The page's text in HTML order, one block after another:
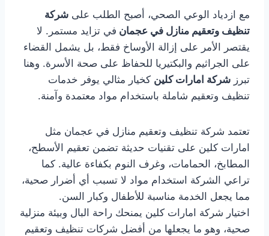
مع ازدياد الوعي الصحي، أصبح الطلب على شركة
تنظيف وتعقيم منازل في عجمان في تزايد مستمر. لا
يقتصر الأمر على إزالة الأوساخ فقط، بل يشمل القضاء
على الجراثيم والبكتيريا للحفاظ على صحة الأسرة. وهنا
تبرز شركة امارات كلين كخيار مثالي يوفر خدمات
تنظيف وتعقيم شاملة باستخدام مواد معتمدة وآمنة.
تعتمد شركة تنظيف وتعقيم منازل في عجمان مثل
امارات كلين على تقنيات حديثة تضمن تعقيم الأسطح،
المطابخ، الحمامات، وغرف النوم بكفاءة عالية. كما
تراعي الشركة استخدام مواد لا تسبب أي أضرار صحية،
مما يجعل الخدمة مناسبة للأطفال وكبار السن.
اختيار شركة امارات كلين يمنحك راحة البال وبيئة منزلية
صحية، وهو ما يجعلها من أفضل شركات تنظيف وتعقيم